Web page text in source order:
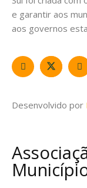
e garantir aos
aos governos
Desenvolvido por